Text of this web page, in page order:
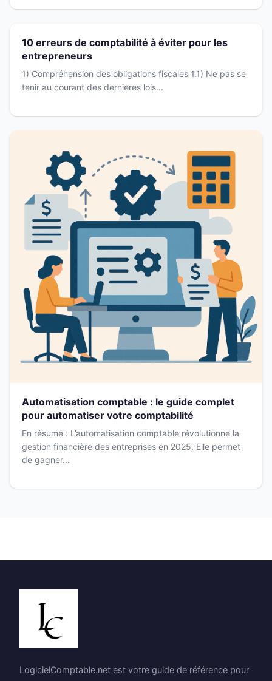
10 erreurs de comptabilité à éviter pour les
entrepreneurs
1) Compréhension des obligations fiscales 1.1) Ne pas se
tenir au courant des dernières lois...
Automatisation comptable : le guide complet
pour automatiser votre comptabilité
En résumé : L’automatisation comptable révolutionne la
gestion financière des entreprises en 2025. Elle permet
de gagner...
LogicielComptable.net est votre guide de référence pour